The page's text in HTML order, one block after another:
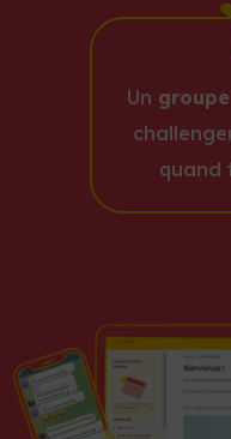
Un
quand